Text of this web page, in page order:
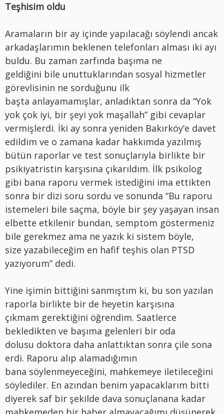
Teşhisim oldu
Aramaların bir ay içinde yapılacağı söylendi ancak
arkadaşlarımın beklenen telefonları alması iki ayı
buldu. Bu zaman zarfında başıma ne
geldiğini bile unuttuklarından sosyal hizmetler
görevlisinin ne sorduğunu ilk
başta anlayamamışlar, anladıktan sonra da “Yok
yok çok iyi, bir şeyi yok maşallah” gibi cevaplar
vermişlerdi. İki ay sonra yeniden Bakırköy’e davet
edildim ve o zamana kadar hakkımda yazılmış
bütün raporlar ve test sonuçlarıyla birlikte bir
psikiyatristin karşısına çıkarıldım. İlk psikolog
gibi bana raporu vermek istediğini ima ettikten
sonra bir dizi soru sordu ve sonunda “Bu raporu
istemeleri bile saçma, böyle bir şey yaşayan insan
elbette etkilenir bundan, semptom göstermeniz
bile gerekmez ama ne yazık ki sistem böyle,
size yazabileceğim en hafif teşhis olan PTSD
yazıyorum” dedi.
Yine işimin bittiğini sanmıştım ki, bu son yazılan
raporla birlikte bir de heyetin karşısına
çıkmam gerektiğini öğrendim. Saatlerce
bekledikten ve başıma gelenleri bir oda
dolusu doktora daha anlattıktan sonra çile sona
erdi. Raporu alıp alamadığımın
bana söylenmeyeceğini, mahkemeye iletileceğini
söylediler. En azından benim yapacaklarım bitti
diyerek saf bir şekilde dava sonuçlanana kadar